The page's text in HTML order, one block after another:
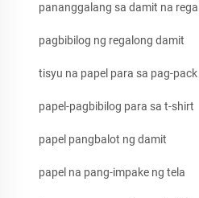
pananggalang sa damit na
pagbibilog ng regalong damit
tisyu na papel para sa pag-
papel-pagbibilog para sa t-shirt
papel pangbalot ng damit
papel na pang-impake ng tela